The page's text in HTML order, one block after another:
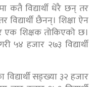
कतै विद्यार्थी धेरै छन् तर
छैनन्। शिक्षा ऐन
एक शिक्षक तोकिएको छ।
५४ हजार २७३ विद्यार्थी
सङ्ख्या ३२ हजार